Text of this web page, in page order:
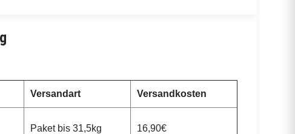
Versandart Versandkosten
Paket bis 31,5kg 16,90€